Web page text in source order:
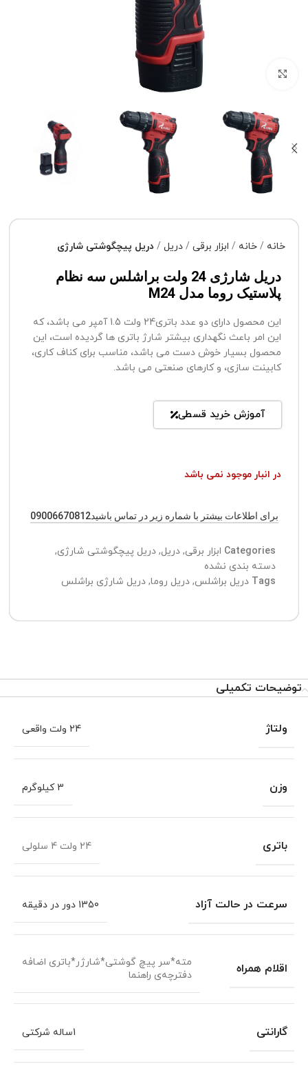
برای بزرگنمایی کلیک کنید
خانه خانه ابزار برقی دریل دریل پیچگوشتی شارژی
دریل شارژی 24 ولت براشلس سه نظام
پلاستیک روما مدل M24
این محصول دارای دو عدد باتری24 ولت 1.5 آمپر می باشد، که
این امر باعث نگهداری بیشتر شارژ باتری ها گردیده است، این
محصول بسیار خوش دست می باشد، مناسب برای کناف کاری،
کابینت سازی، و کارهای صنعتی می باشد.
آموزش خرید قسطی
در انبار موجود نمی باشد
برای اطلاعات بیشتر با شماره زیر در تماس باشید09006670812
Categories ابزار برقی, دریل, دریل پیچگوشتی شارژی,
دسته بندی نشده
Tags دریل براشلس, دریل روما, دریل شارژی براشلس
توضیحات تکمیلی
ولتاژ 24 ولت واقعی
وزن 3 کیلوگرم
باتری 24 ولت 4 سلولی
سرعت در حالت آزاد 1350 دور در دقیقه
اقلام همراه
مته*سر پیچ گوشتی*شارژر*باتری اضافه
دفترچه‌ی راهنما
گارانتی 1ساله شرکتی